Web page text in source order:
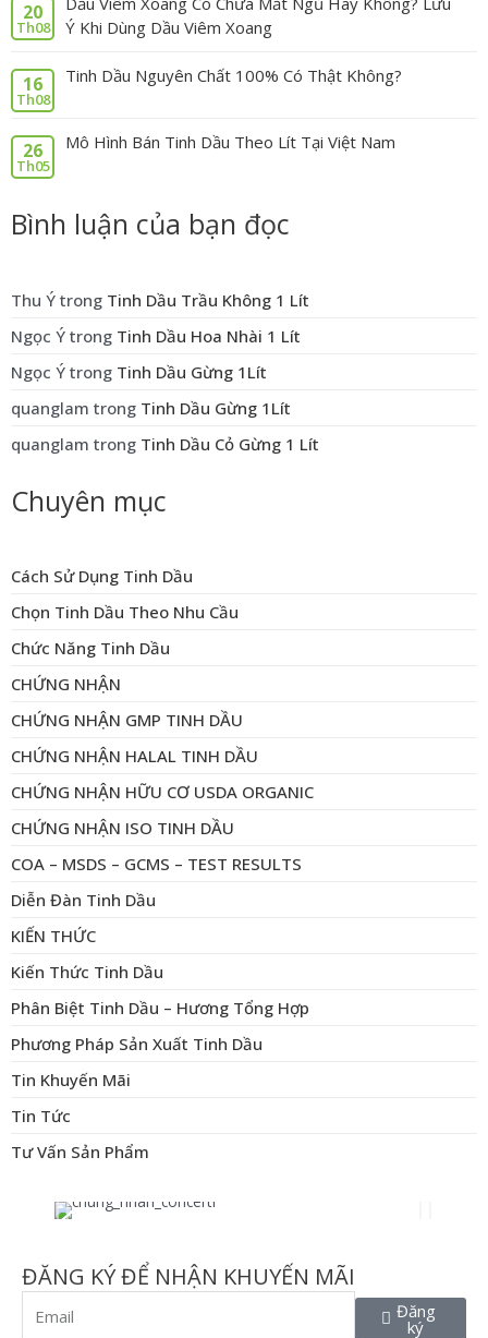
20
Th08
Ý Khi Dùng Dầu Viêm Xoang
16
Th08
Tinh Dầu Nguyên Chất 100% Có Thật Không?
26
Th05
Mô Hình Bán Tinh Dầu Theo Lít Tại Việt Nam
Bình luận của bạn đọc
Thu Ý trong Tinh Dầu Trầu Không 1 Lít
Ngọc Ý trong Tinh Dầu Hoa Nhài 1 Lít
Ngọc Ý trong Tinh Dầu Gừng 1Lít
quanglam trong Tinh Dầu Gừng 1Lít
quanglam trong Tinh Dầu Cỏ Gừng 1 Lít
Chuyên mục
Cách Sử Dụng Tinh Dầu
Chọn Tinh Dầu Theo Nhu Cầu
Chức Năng Tinh Dầu
CHỨNG NHẬN
CHỨNG NHẬN GMP TINH DẦU
CHỨNG NHẬN HALAL TINH DẦU
CHỨNG NHẬN HỮU CƠ USDA ORGANIC
CHỨNG NHẬN ISO TINH DẦU
COA – MSDS – GCMS – TEST RESULTS
Diễn Đàn Tinh Dầu
KIẾN THỨC
Kiến Thức Tinh Dầu
Phân Biệt Tinh Dầu – Hương Tổng Hợp
Phương Pháp Sản Xuất Tinh Dầu
Tin Khuyến Mãi
Tin Tức
Tư Vấn Sản Phẩm
ĐĂNG KÝ ĐỂ NHẬN KHUYẾN MÃI
Đăng
ký